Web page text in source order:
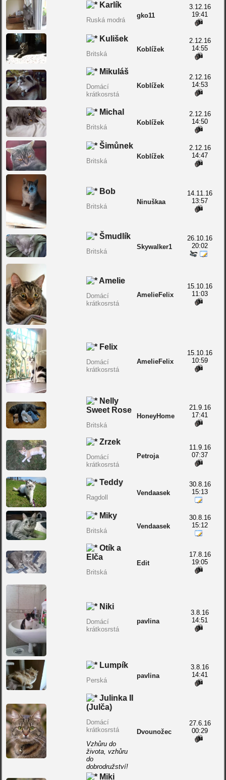
Karlík
Ruská modrá
gko11
3.12.16
19:41
Kulišek
Britská
Koblížek
2.12.16
14:55
Mikuláš
Domácí
krátkosrstá
Koblížek
2.12.16
14:53
Michal
Britská
Koblížek
2.12.16
14:50
Šimůnek
Britská
Koblížek
2.12.16
14:47
Bob
Britská
Ninuškaa
14.11.16
13:57
Šmudlík
Britská
Skywalker1
26.10.16
20:02
Amelie
Domácí
krátkosrstá
AmelieFelix
15.10.16
11:03
Felix
Domácí
krátkosrstá
AmelieFelix
15.10.16
10:59
Nelly
Sweet Rose
Britská
HoneyHome
21.9.16
17:41
Zrzek
Domácí
krátkosrstá
Petroja
11.9.16
07:37
Teddy
Ragdoll
Vendaasek
30.8.16
15:13
Miky
Britská
Vendaasek
30.8.16
15:12
Otík a
Elča
Britská
Edit
17.8.16
19:05
Niki
Domácí
krátkosrstá
pavlina
3.8.16
14:51
Lumpík
Perská
pavlina
3.8.16
14:41
Julinka II
(Julča)
Domácí
krátkosrstá
Vzhůru do
života, vzhůru
do
dobrodružství!
Dvounožec
27.6.16
00:29
Miki